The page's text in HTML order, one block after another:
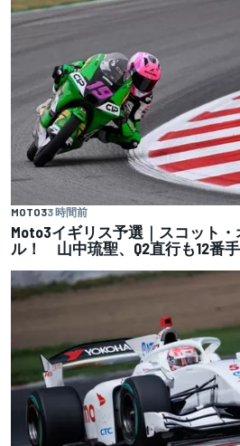
MOTO33 時間前
Moto3イギリス予選｜スコット
ル！ 山中琉聖、Q2直行も12番